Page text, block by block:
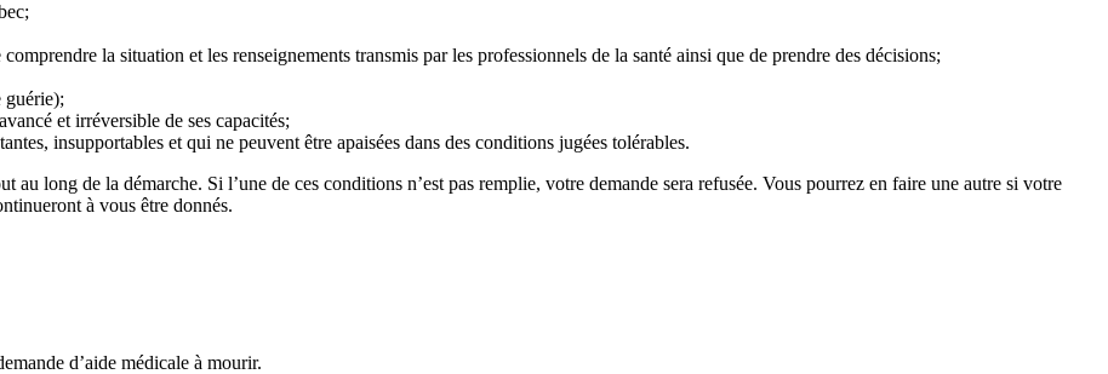
la situation et les renseignements transmis par les professionnels de la santé ainsi que de prendre des décisions;
guérie);
et irréversible de ses capacités;
insupportables et qui ne peuvent être apaisées dans des conditions jugées tolérables.
long de la démarche. Si l’une de ces conditions n’est pas remplie, votre demande sera refusée. Vous pourrez en faire une autre si votre
à vous être donnés.
d’aide médicale à mourir.